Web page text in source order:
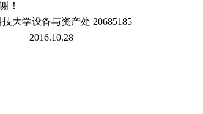
！
技大学设备与资产处 20685185
2016.10.28